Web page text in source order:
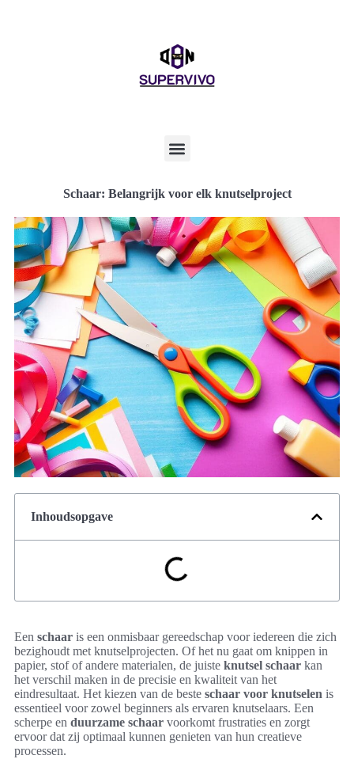
Schaar: Belangrijk voor elk knutselproject
Inhoudsopgave
Een schaar is een onmisbaar gereedschap voor iedereen die zich
bezighoudt met knutselprojecten. Of het nu gaat om knippen in
papier, stof of andere materialen, de juiste knutsel schaar kan
het verschil maken in de precisie en kwaliteit van het
eindresultaat. Het kiezen van de beste schaar voor knutselen is
essentieel voor zowel beginners als ervaren knutselaars. Een
scherpe en duurzame schaar voorkomt frustraties en zorgt
ervoor dat zij optimaal kunnen genieten van hun creatieve
processen.